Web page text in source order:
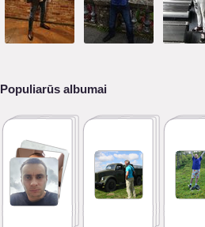
Populiarūs albumai